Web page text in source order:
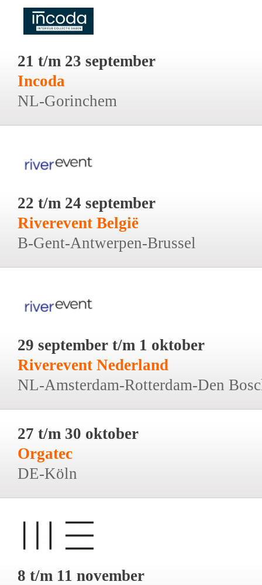
21 t/m 23 september
Incoda
NL-Gorinchem
22 t/m 24 september
Riverevent België
B-Gent-Antwerpen-Brussel
29 september t/m 1 oktober
Riverevent Nederland
NL-Amsterdam-Rotterdam-Den
27 t/m 30 oktober
Orgatec
DE-Köln
8 t/m 11 november